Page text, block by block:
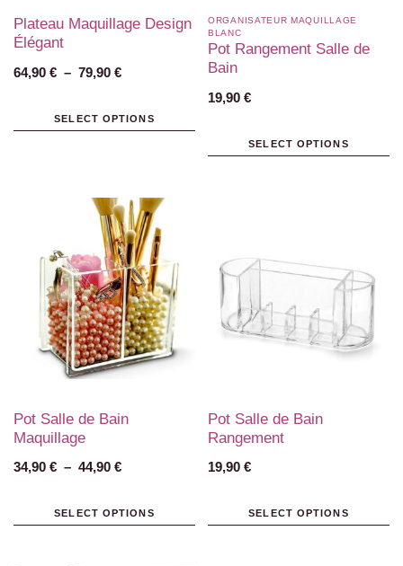
Plateau Maquillage Design
Élégant
64,90 € – 79,90 €
SELECT OPTIONS
ORGANISATEUR MAQUILLAGE
BLANC​
Pot Rangement Salle de
Bain
19,90 €
SELECT OPTIONS
Pot Salle de Bain
Maquillage
34,90 € – 44,90 €
SELECT OPTIONS
Pot Salle de Bain
Rangement
19,90 €
SELECT OPTIONS